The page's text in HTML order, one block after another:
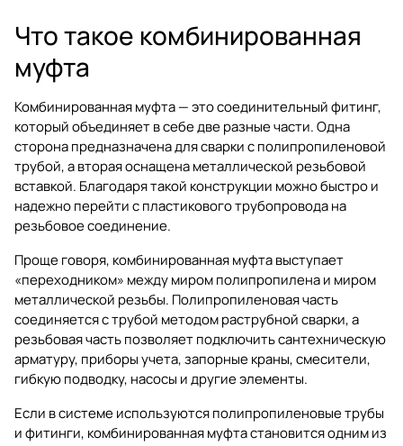
Что такое комбинированная
муфта
Комбинированная муфта — это соединительный фитинг,
который объединяет в себе две разные части. Одна
сторона предназначена для сварки с полипропиленовой
трубой, а вторая оснащена металлической резьбовой
вставкой. Благодаря такой конструкции можно быстро и
надежно перейти с пластикового трубопровода на
резьбовое соединение.
Проще говоря, комбинированная муфта выступает
«переходником» между миром полипропилена и миром
металлической резьбы. Полипропиленовая часть
соединяется с трубой методом раструбной сварки, а
резьбовая часть позволяет подключить сантехническую
арматуру, приборы учета, запорные краны, смесители,
гибкую подводку, насосы и другие элементы.
Если в системе используютсяполипропиленовые трубы
и фитинги, комбинированная муфта становится одним из